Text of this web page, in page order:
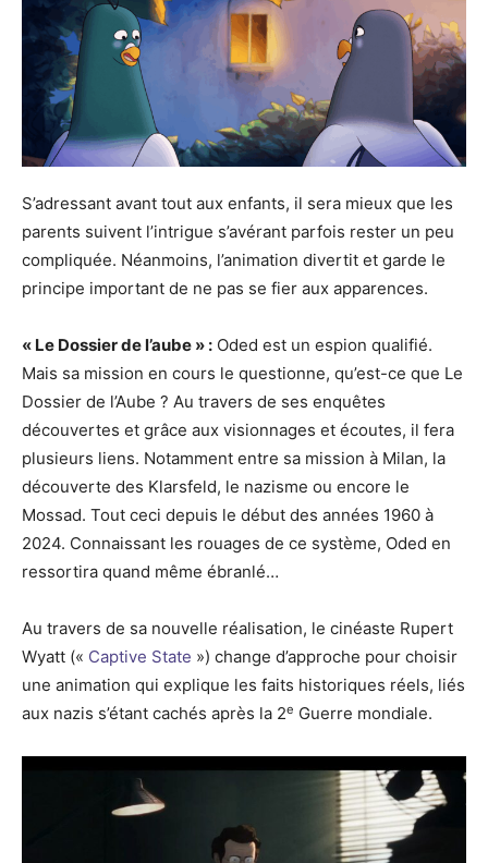
S’adressant avant tout aux enfants, il sera mieux que les
parents suivent l’intrigue s’avérant parfois rester un peu
compliquée. Néanmoins, l’animation divertit et garde le
principe important de ne pas se fier aux apparences.
« Le Dossier de l’aube » : Oded est un espion qualifié.
Mais sa mission en cours le questionne, qu’est-ce que Le
Dossier de l’Aube ? Au travers de ses enquêtes
découvertes et grâce aux visionnages et écoutes, il fera
plusieurs liens. Notamment entre sa mission à Milan, la
découverte des Klarsfeld, le nazisme ou encore le
Mossad. Tout ceci depuis le début des années 1960 à
2024. Connaissant les rouages de ce système, Oded en
ressortira quand même ébranlé…
Au travers de sa nouvelle réalisation, le cinéaste Rupert
Wyatt (« Captive State ») change d’approche pour choisir
une animation qui explique les faits historiques réels, liés
aux nazis s’étant cachés après la 2e Guerre mondiale.